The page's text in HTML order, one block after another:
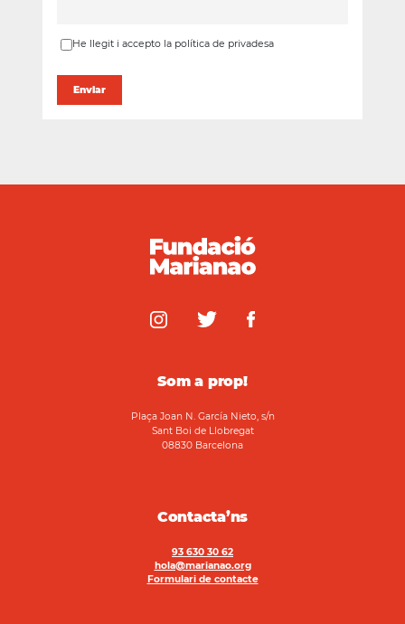
He llegit i accepto la política de privadesa
Som a prop!
Plaça Joan N. García Nieto, s/n
Sant Boi de Llobregat
08830 Barcelona
Contacta’ns
93 630 30 62
hola@marianao.org
Formulari de contacte